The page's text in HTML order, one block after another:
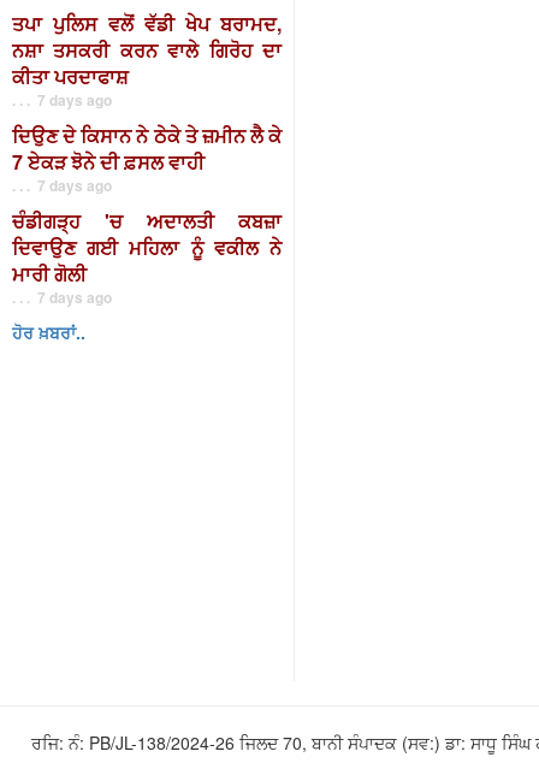
ਤਪਾ ਪੁਲਿਸ ਵਲੋਂ ਵੱਡੀ ਖੇਪ ਬਰਾਮਦ,
ਨਸ਼ਾ ਤਸਕਰੀ ਕਰਨ ਵਾਲੇ ਗਿਰੋਹ ਦਾ
ਕੀਤਾ ਪਰਦਾਫਾਸ਼
. . . 7 days ago
ਦਿਉਣ ਦੇ ਕਿਸਾਨ ਨੇ ਠੇਕੇ ਤੇ ਜ਼ਮੀਨ ਲੈ ਕੇ
7 ਏਕੜ ਝੋਨੇ ਦੀ ਫ਼ਸਲ ਵਾਹੀ
. . . 7 days ago
ਚੰਡੀਗੜ੍ਹ 'ਚ ਅਦਾਲਤੀ ਕਬਜ਼ਾ
ਦਿਵਾਉਣ ਗਈ ਮਹਿਲਾ ਨੂੰ ਵਕੀਲ ਨੇ
ਮਾਰੀ ਗੋਲੀ
. . . 7 days ago
ਹੋਰ ਖ਼ਬਰਾਂ..
ਰਜਿ: ਨੰ: PB/JL-138/2024-26 ਜਿਲਦ 70, ਬਾਨੀ ਸੰਪਾਦਕ (ਸਵ:) ਡਾ: ਸਾਧੂ